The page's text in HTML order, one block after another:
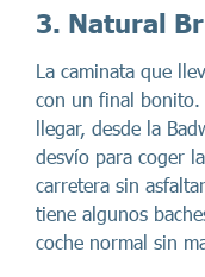
3. Natural
La caminata que
con un final bonito.
llegar, desde la
desvío para coger
carretera sin
tiene algunos
coche normal sin